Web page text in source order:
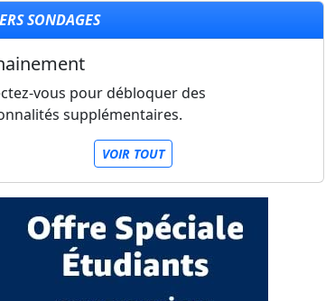
SONDAGES
vous pour débloquer des
supplémentaires.
VOIR TOUT